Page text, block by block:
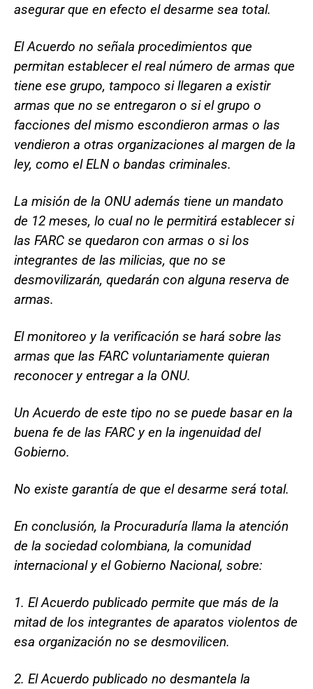
asegurar que en efecto el desarme sea total.
El Acuerdo no señala procedimientos que
permitan establecer el real número de armas que
tiene ese grupo, tampoco si llegaren a existir
armas que no se entregaron o si el grupo o
facciones del mismo escondieron armas o las
vendieron a otras organizaciones al margen de la
ley, como el ELN o bandas criminales.
La misión de la ONU además tiene un mandato
de 12 meses, lo cual no le permitirá establecer si
las FARC se quedaron con armas o si los
integrantes de las milicias, que no se
desmovilizarán, quedarán con alguna reserva de
armas.
El monitoreo y la verificación se hará sobre las
armas que las FARC voluntariamente quieran
reconocer y entregar a la ONU.
Un Acuerdo de este tipo no se puede basar en la
buena fe de las FARC y en la ingenuidad del
Gobierno.
No existe garantía de que el desarme será total.
En conclusión, la Procuraduría llama la atención
de la sociedad colombiana, la comunidad
internacional y el Gobierno Nacional, sobre:
1. El Acuerdo publicado permite que más de la
mitad de los integrantes de aparatos violentos de
esa organización no se desmovilicen.
2. El Acuerdo publicado no desmantela la